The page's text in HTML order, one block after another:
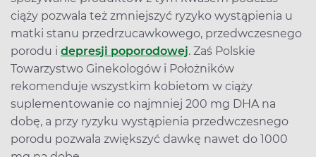
ciąży pozwala też zmniejszyć ryzyko wystąpienia u
matki stanu przedrzucawkowego, przedwczesnego
porodu i depresji poporodowej. Zaś Polskie
Towarzystwo Ginekologów i Położników
rekomenduje wszystkim kobietom w ciąży
suplementowanie co najmniej 200 mg DHA na
dobę, a przy ryzyku wystąpienia przedwczesnego
porodu pozwala zwiększyć dawkę nawet do 1000